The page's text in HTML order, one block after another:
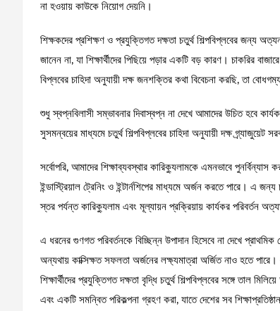
না হওয়ায় কাউকে নিয়োগ দেয়নি।
শিক্ষকদের প্রশিক্ষণ ও প্রযুক্তিগত দক্ষতা চতুর্থ শিল্পবিপ্লবের জন্য
জানেন না, যা শিক্ষার্থীদের পিছিয়ে পড়ার একটি বড় কারণ। চাকরির
বিপ্লবের চাহিদা অনুযায়ী দক্ষ জনশক্তির কথা বিবেচনা করছি, তা
শুধু স্বপ্নবিলাসী সম্ভাবনার দিবাস্বপ্ন না দেখে আমাদের উচিত হবে
সুসমন্বয়ের মাধ্যমে চতুর্থ শিল্পবিপ্লবের চাহিদা অনুযায়ী দক্ষ গ্র্যাজুয়েট
সর্বোপরি, আমাদের শিক্ষাব্যবস্থার কারিক্যুলামকে এমনভাবে পুনর্বিন্যাস
ইন্ডাস্ট্রিয়াল ট্রেনিং ও ইন্টার্নশিপের মাধ্যমে অর্জন করতে পারে। এ
স্তর পর্যন্ত কারিক্যুলাম এবং মূল্যায়ন প্রক্রিয়ায় কার্যকর পরিবর্তন
এ ধরনের গুণগত পরিবর্তনকে বিচ্ছিন্ন উপাদান হিসেবে না দেখে
অন্যথায় কাক্সিক্ষত সফলতা অর্জনের লক্ষ্যমাত্রা অর্জিত নাও হতে
শিক্ষার্থীদের প্রযুক্তিগত দক্ষতা বৃদ্ধি চতুর্থ শিল্পবিপ্লবের সঙ্গে তাল
এবং একটি সমন্বিত পরিকল্পনা গ্রহণ করা, যাতে দেশের সব